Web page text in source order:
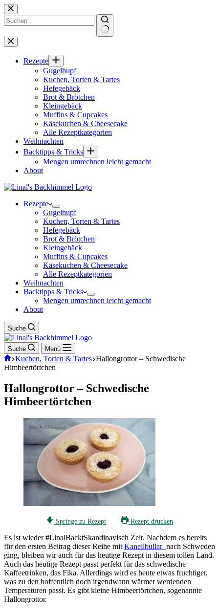
Zum
Inhalt
springen
Keine
Ergebnisse
Rezepte
Gugelhupf
Kuchen, Torten & Tartes
Hefegebäck
Brot & Brötchen
Kleingebäck
Muffins & Cupcakes
Käsekuchen & Cheesecake
Alle Rezeptkategorien
Weihnachten
Backtipps & Tricks
Mengen umrechnen leicht gemacht
About
Rezepte
Gugelhupf
Kuchen, Torten & Tartes
Hefegebäck
Brot & Brötchen
Kleingebäck
Muffins & Cupcakes
Käsekuchen & Cheesecake
Alle Rezeptkategorien
Weihnachten
Backtipps & Tricks
Mengen umrechnen leicht gemacht
About
Suche
Suche Menü
Start
Kuchen, Torten & Tartes Hallongrottor – Schwedische
Himbeertörtchen
Hallongrottor – Schwedische
Himbeertörtchen
Springe zu Rezept Rezept drucken
Es ist wieder #LinalBacktSkandinavisch Zeit. Nachdem es bereits
für den ersten Beitrag dieser Reihe mit Kanellbullar nach Schweden
ging, bleiben wir auch für das heutige Rezept in diesem tollen Land.
Auch das heutige Rezept passt perfekt für das schwedische
Kaffeetrinken, das Fika. Allerdings wird es heute etwas fruchtiger,
was zu den hoffentlich doch irgendwann wärmer werdenden
Temperaturen passt. Es gibt kleine Himbeertörtchen, sogenannte
Hallongrottor.